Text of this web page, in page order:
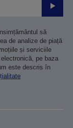
să
de analize de piață
și serviciile
pe baza
este descris în